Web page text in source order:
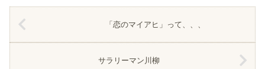
「恋のマイアヒ」って、、、
サラリーマン川柳